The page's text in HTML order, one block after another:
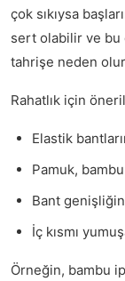
çok sıkıysa
sert olabilir ve bu
tahrişe neden
Rahatlık için
Elastik
Pamuk,
Bant
İç kısmı
Örneğin, bambu